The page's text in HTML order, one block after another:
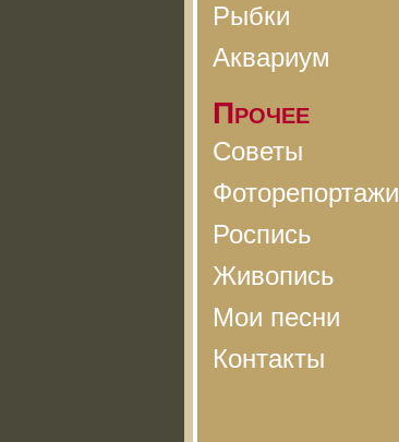
Рыбки
Аквариум
Прочее
Советы
Фоторепортажи
Роспись
Живопись
Мои песни
Контакты